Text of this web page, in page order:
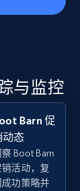
开始
by
and
开始
与监控
Barn 促
动态
Boot Barn
活动，复
成功策略并